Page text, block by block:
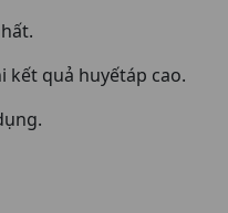
kết quả huyếtáp cao.